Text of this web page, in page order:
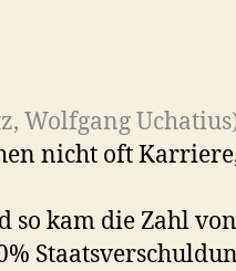
Wolfgang
nicht oft
so kam die Zahl von